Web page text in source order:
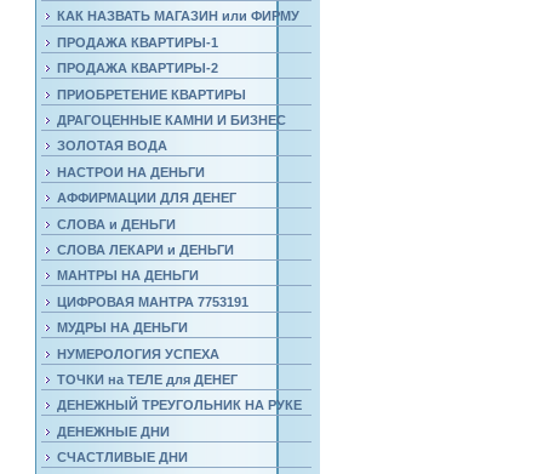
КАК НАЗВАТЬ МАГАЗИН или ФИРМУ
ПРОДАЖА КВАРТИРЫ-1
ПРОДАЖА КВАРТИРЫ-2
ПРИОБРЕТЕНИЕ КВАРТИРЫ
ДРАГОЦЕННЫЕ КАМНИ И БИЗНЕС
ЗОЛОТАЯ ВОДА
НАСТРОИ НА ДЕНЬГИ
АФФИРМАЦИИ ДЛЯ ДЕНЕГ
СЛОВА и ДЕНЬГИ
СЛОВА ЛЕКАРИ и ДЕНЬГИ
МАНТРЫ НА ДЕНЬГИ
ЦИФРОВАЯ МАНТРА 7753191
МУДРЫ НА ДЕНЬГИ
НУМЕРОЛОГИЯ УСПЕХА
ТОЧКИ на ТЕЛЕ для ДЕНЕГ
ДЕНЕЖНЫЙ ТРЕУГОЛЬНИК НА РУКЕ
ДЕНЕЖНЫЕ ДНИ
СЧАСТЛИВЫЕ ДНИ